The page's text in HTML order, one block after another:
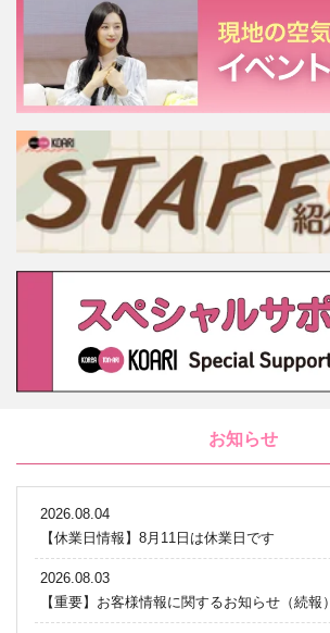
お知らせ
2026.08.04
【休業日情報】8月11日は休業日です
2026.08.03
【重要】お客様情報に関するお知らせ（続報）